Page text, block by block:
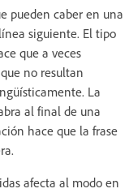
pueden caber en una
siguiente. El tipo
que a veces
no resultan
La
al final de una
hace que la frase
afecta al modo en